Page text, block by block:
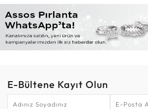
E-Bültene Kayıt Olun